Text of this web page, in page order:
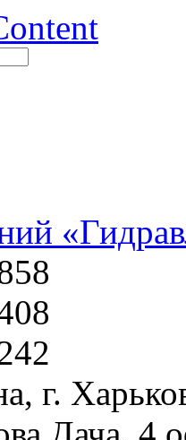
г.